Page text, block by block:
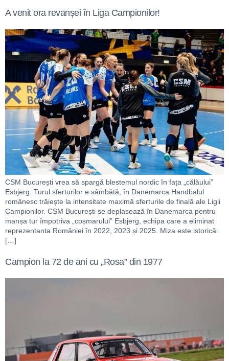
A venit ora revanșei în Liga Campionilor!
CSM București vrea să spargă blestemul nordic în fața „călăului”
Esbjerg. Turul sferturilor e sâmbătă, în Danemarca Handbalul
românesc trăiește la intensitate maximă sferturile de finală ale Ligii
Campionilor. CSM București se deplasează în Danemarca pentru
manșa tur împotriva „coșmarului” Esbjerg, echipa care a eliminat
reprezentanta României în 2022, 2023 și 2025. Miza este istorică:
[…]
Campion la 72 de ani cu „Rosa” din 1977